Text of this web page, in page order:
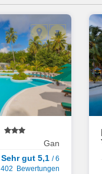
Gan
Sehr gut 5,1/ 6
402 Bewertungen